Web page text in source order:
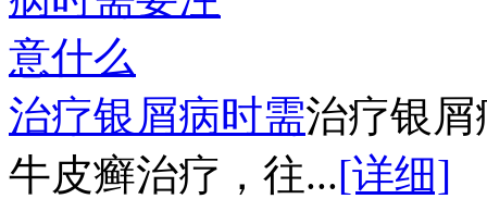
治疗银屑病时需治疗银
牛皮癣治疗，往...[详细]